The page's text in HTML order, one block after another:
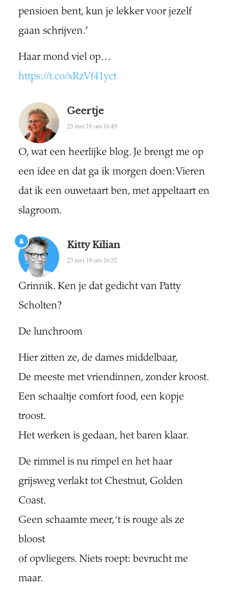
pensioen bent, kun je lekker voor jezelf
gaan schrijven.’
Haar mond viel op…
https://t.co/xRzVf41yct
Geertje
23 mei 19 om 16:49
O, wat een heerlijke blog. Je brengt me op
een idee en dat ga ik morgen doen: Vieren
dat ik een ouwetaart ben, met appeltaart en
slagroom.
Kitty Kilian
23 mei 19 om 16:52
Grinnik. Ken je dat gedicht van Patty
Scholten?
De lunchroom
Hier zitten ze, de dames middelbaar,
De meeste met vriendinnen, zonder kroost.
Een schaaltje comfort food, een kopje
troost.
Het werken is gedaan, het baren klaar.
De rimmel is nu rimpel en het haar
grijsweg verlakt tot Chestnut, Golden
Coast.
Geen schaamte meer, ‘t is rouge als ze
bloost
of opvliegers. Niets roept: bevrucht me
maar.